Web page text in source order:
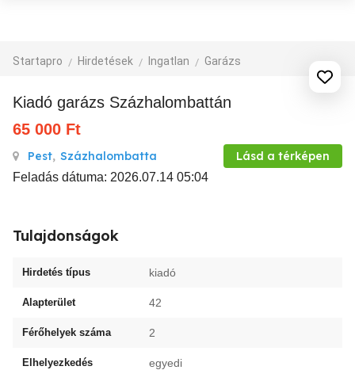
Startapro Hirdetések Ingatlan Garázs
Kiadó garázs Százhalombattán
65 000 Ft
Pest, Százhalombatta Lásd a térképen
Feladás dátuma: 2026.07.14 05:04
Tulajdonságok
Hirdetés típus kiadó
Alapterület 42
Férőhelyek száma 2
Elhelyezkedés egyedi